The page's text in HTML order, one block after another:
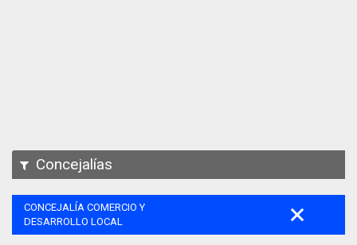
Concejalías
CONCEJALÍA COMERCIO Y
DESARROLLO LOCAL